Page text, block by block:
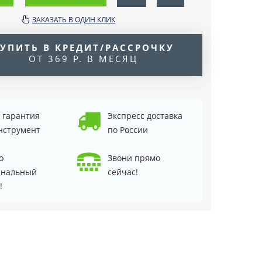
ЗАКАЗАТЬ В ОДИН КЛИК
В КРЕДИТ/РАССРОЧКУ
ОТ 369 Р. В МЕСЯЦ
гарантия
Экспресс доставка
по России
Звони прямо
сейчас!